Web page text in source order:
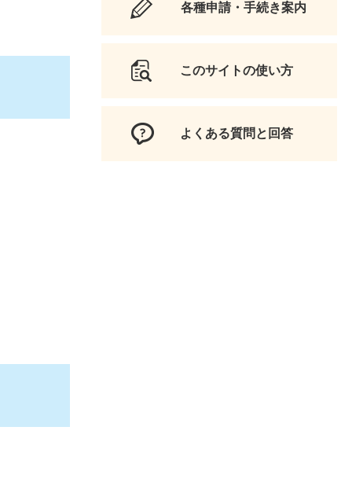
各種申請・手続き案内
このサイトの使い方
よくある質問と回答